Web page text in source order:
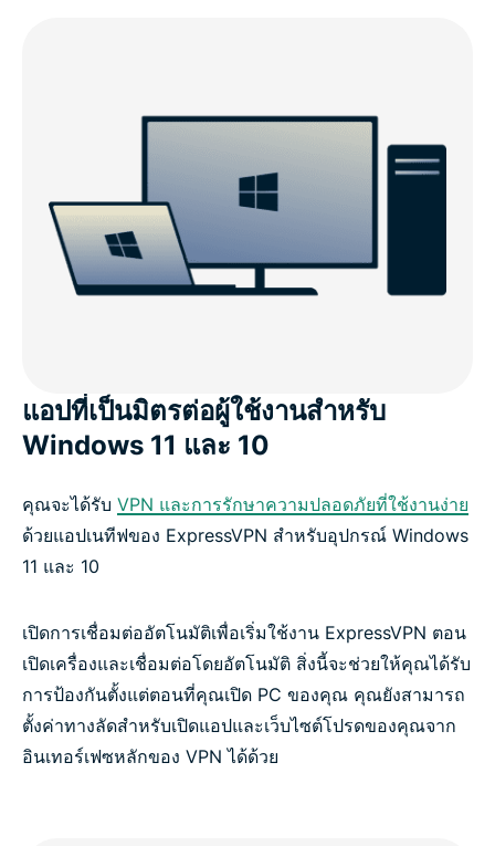
แอปที่เป็นมิตรต่อผู้ใช้งานสำหรับ
Windows 11 และ 10
คุณจะได้รับ VPN และการรักษาความปลอดภัยที่ใช้งานง่าย
ด้วยแอปเนทีฟของ ExpressVPN สำหรับอุปกรณ์ Windows
11 และ 10
เปิดการเชื่อมต่ออัตโนมัติเพื่อเริ่มใช้งาน ExpressVPN ตอน
เปิดเครื่องและเชื่อมต่อโดยอัตโนมัติ สิ่งนี้จะช่วยให้คุณได้รับ
การป้องกันตั้งแต่ตอนที่คุณเปิด PC ของคุณ คุณยังสามารถ
ตั้งค่าทางลัดสำหรับเปิดแอปและเว็บไซต์โปรดของคุณจาก
อินเทอร์เฟซหลักของ VPN ได้ด้วย